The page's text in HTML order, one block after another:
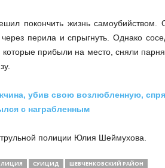
покончить жизнь самоубийством.
перила и спрыгнуть. Однако
прибыли на место, сняли парня
убив свою возлюбленную,
с награбленным
полиции Юлия Шеймухова.
СУИЦИД ШЕВЧЕНКОВСКИЙ РАЙОН